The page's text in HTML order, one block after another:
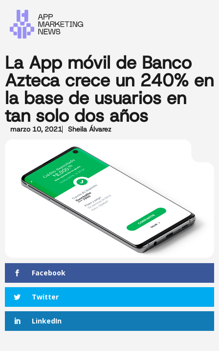
La App móvil de Banco
Azteca crece un 240% en
la base de usuarios en
tan solo dos años
marzo 10, 2021 Sheila Álvarez
Facebook
Twitter
LinkedIn